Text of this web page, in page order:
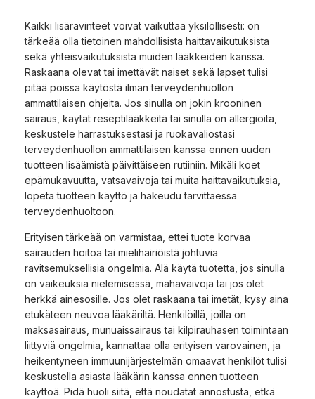
Kaikki lisäravinteet voivat vaikuttaa yksilöllisesti: on
tärkeää olla tietoinen mahdollisista haittavaikutuksista
sekä yhteisvaikutuksista muiden lääkkeiden kanssa.
Raskaana olevat tai imettävät naiset sekä lapset tulisi
pitää poissa käytöstä ilman terveydenhuollon
ammattilaisen ohjeita. Jos sinulla on jokin krooninen
sairaus, käytät reseptilääkkeitä tai sinulla on allergioita,
keskustele harrastuksestasi ja ruokavaliostasi
terveydenhuollon ammattilaisen kanssa ennen uuden
tuotteen lisäämistä päivittäiseen rutiiniin. Mikäli koet
epämukavuutta, vatsavaivoja tai muita haittavaikutuksia,
lopeta tuotteen käyttö ja hakeudu tarvittaessa
terveydenhuoltoon.
Erityisen tärkeää on varmistaa, ettei tuote korvaa
sairauden hoitoa tai mielihäiriöistä johtuvia
ravitsemuksellisia ongelmia. Älä käytä tuotetta, jos sinulla
on vaikeuksia nielemisessä, mahavaivoja tai jos olet
herkkä ainesosille. Jos olet raskaana tai imetät, kysy aina
etukäteen neuvoa lääkäriltä. Henkilöillä, joilla on
maksasairaus, munuaissairaus tai kilpirauhasen toimintaan
liittyviä ongelmia, kannattaa olla erityisen varovainen, ja
heikentyneen immuunijärjestelmän omaavat henkilöt tulisi
keskustella asiasta lääkärin kanssa ennen tuotteen
käyttöä. Pidä huoli siitä, että noudatat annostusta, etkä